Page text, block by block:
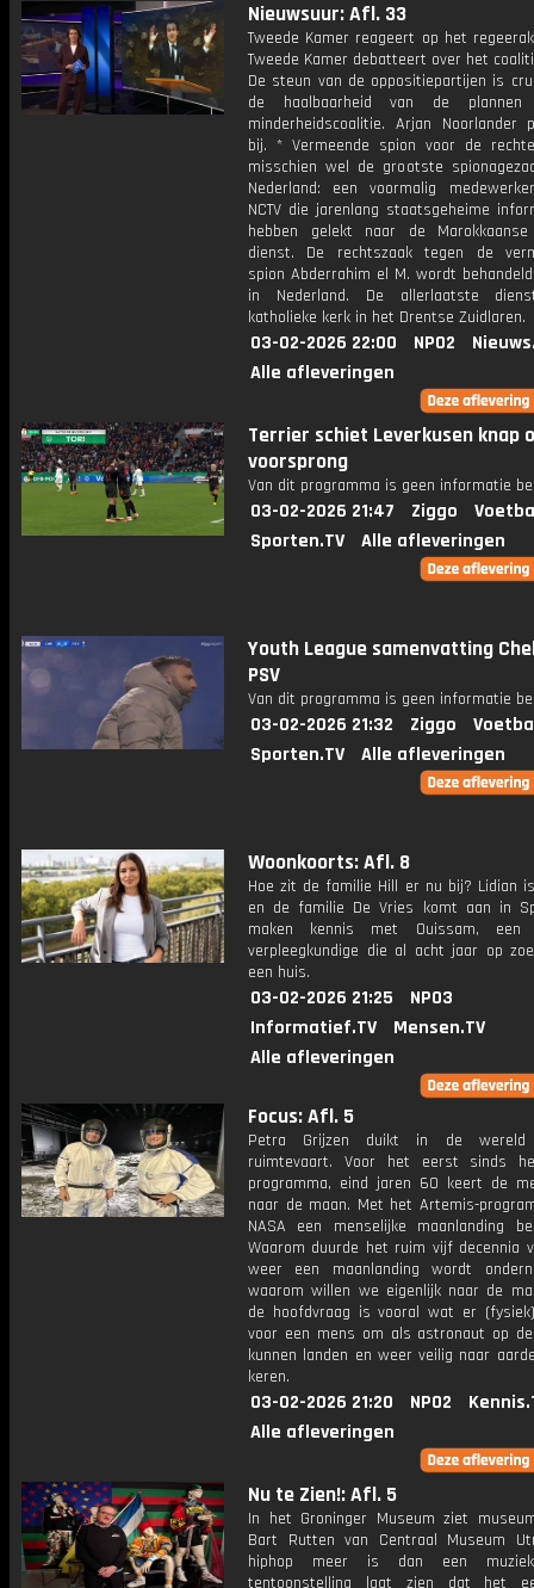
Nieuwsuur: Afl. 33
Tweede Kamer reageert op het
Tweede Kamer debatteert over het
De steun van de oppositiepartijen is
de haalbaarheid van de
minderheidscoalitie. Arjan Noorlander
bij. * Vermeende spion voor de
misschien wel de grootste
Nederland: een voormalig
NCTV die jarenlang staatsgeheime
hebben gelekt naar de Marokkaanse
dienst. De rechtszaak tegen de
spion Abderrahim el M. wordt
in Nederland. De allerlaatste
katholieke kerk in het Drentse Zuidlaren.
03-02-2026 22:00 NPO2
Alle afleveringen
Terrier schiet Leverkusen knap
voorsprong
Van dit programma is geen informatie
03-02-2026 21:47 Ziggo
Sporten.TV
Alle afleveringen
Youth League samenvatting
PSV
Van dit programma is geen informatie
03-02-2026 21:32 Ziggo
Sporten.TV
Alle afleveringen
Woonkoorts: Afl. 8
Hoe zit de familie Hill er nu bij? Lidian
en de familie De Vries komt aan in
maken kennis met Ouissam, een
verpleegkundige die al acht jaar op
een huis.
03-02-2026 21:25
NPO3
Informatief.TV
Mensen.TV
Alle afleveringen
Focus: Afl. 5
Petra Grijzen duikt in de
ruimtevaart. Voor het eerst sinds
programma, eind jaren 60 keert de
naar de maan. Met het Artemis-
NASA een menselijke maanlanding
Waarom duurde het ruim vijf decennia
weer een maanlanding wordt
waarom willen we eigenlijk naar de
de hoofdvraag is vooral wat er
voor een mens om als astronaut op
kunnen landen en weer veilig naar
keren.
03-02-2026 21:20 NPO2
Alle afleveringen
Nu te Zien!: Afl. 5
In het Groninger Museum ziet
Bart Rutten van Centraal Museum
hiphop meer is dan een
tentoonstelling laat zien dat het